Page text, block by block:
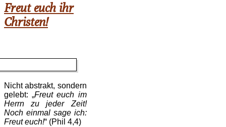
Freut euch ihr
Christen!
Nicht abstrakt, sondern
gelebt: „Freut euch im
Herrn zu jeder Zeit!
Noch einmal sage ich:
Freut euch!“ (Phil 4,4)